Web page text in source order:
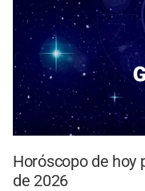
Horóscopo de hoy
de 2026